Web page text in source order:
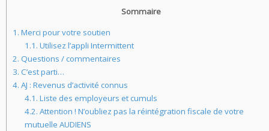
Sommaire
1. Merci pour votre soutien
1.1. Utilisez l’appli Intermittent
2. Questions / commentaires
3. C’est parti…
4. AJ : Revenus d’activité connus
4.1. Liste des employeurs et cumuls
4.2. Attention ! N’oubliez pas la réintégration fiscale de votre
mutuelle AUDIENS